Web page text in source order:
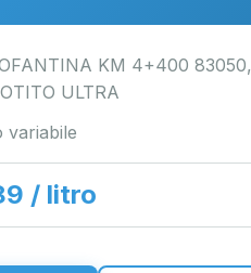
KM 4+400 83050,
ULTRA
variabile
/ litro